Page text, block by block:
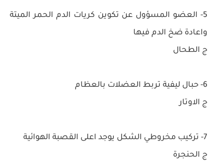
5- العضو المسؤول عن تكوين كريات الدم الحمر الميتة
واعادة ضخ الدم فيها
ج الطحال
6- حبال ليفية تربط العضلات بالعظام
ج الاوتار
7- تركيب مخروطي الشكل يوجد اعلى القصبة الهوائية
ج الحنجرة